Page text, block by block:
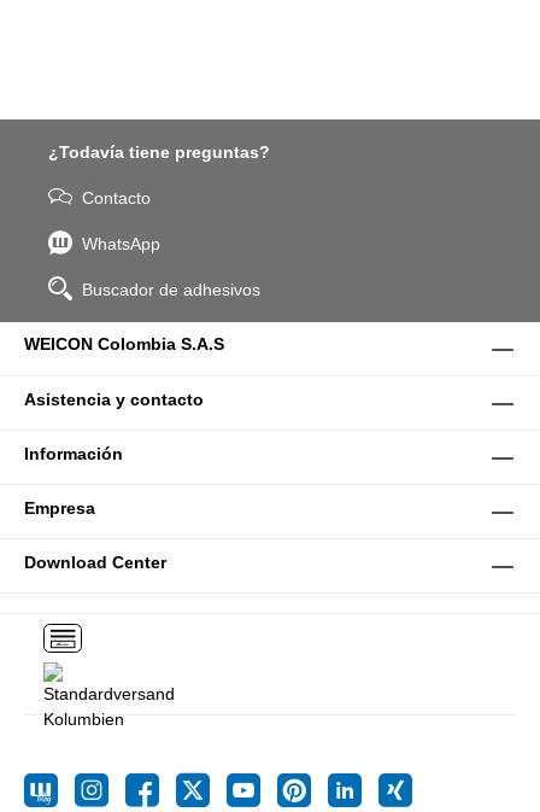
¿Todavía tiene preguntas?
Contacto
WhatsApp
Buscador de adhesivos
WEICON Colombia S.A.S
Asistencia y contacto
Información
Empresa
Download Center